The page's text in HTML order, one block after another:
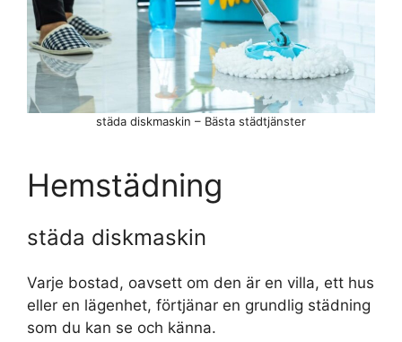
städa diskmaskin – Bästa städtjänster
Hemstädning
städa diskmaskin
Varje bostad, oavsett om den är en villa, ett hus
eller en lägenhet, förtjänar en grundlig städning
som du kan se och känna.